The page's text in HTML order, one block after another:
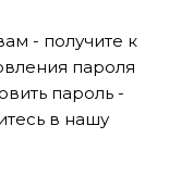
- получите к
пароля
пароль -
в нашу